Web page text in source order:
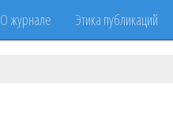
О журнале Этика публикаций